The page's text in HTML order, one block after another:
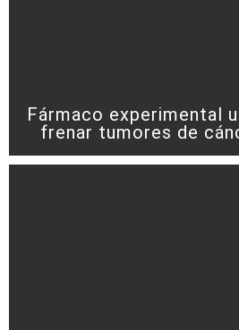
Fármaco experimental
frenar tumores de